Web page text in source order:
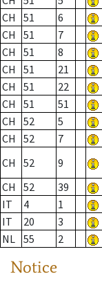
CH
51 6
CH
51 7
CH
51 8
CH
51 21
CH
51 22
CH
51 51
CH
52 5
CH
52 7
CH
52 9
CH
52 39
IT
4 1
IT
20 3
NL 55 2
Notice